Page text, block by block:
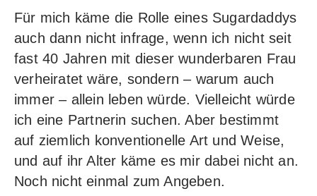
Für mich käme die Rolle eines Sugardaddys
auch dann nicht infrage, wenn ich nicht seit
fast 40 Jahren mit dieser wunderbaren Frau
verheiratet wäre, sondern – warum auch
immer – allein leben würde. Vielleicht würde
ich eine Partnerin suchen. Aber bestimmt
auf ziemlich konventionelle Art und Weise,
und auf ihr Alter käme es mir dabei nicht an.
Noch nicht einmal zum Angeben.